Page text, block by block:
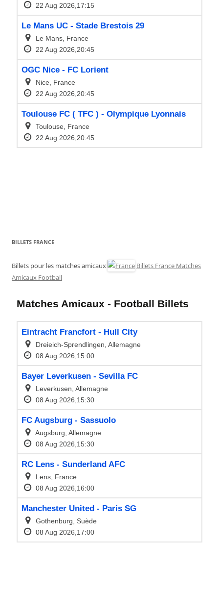
BILLETS FRANCE
Billets pour les matches amicaux
Billets France Matches
Amicaux Football